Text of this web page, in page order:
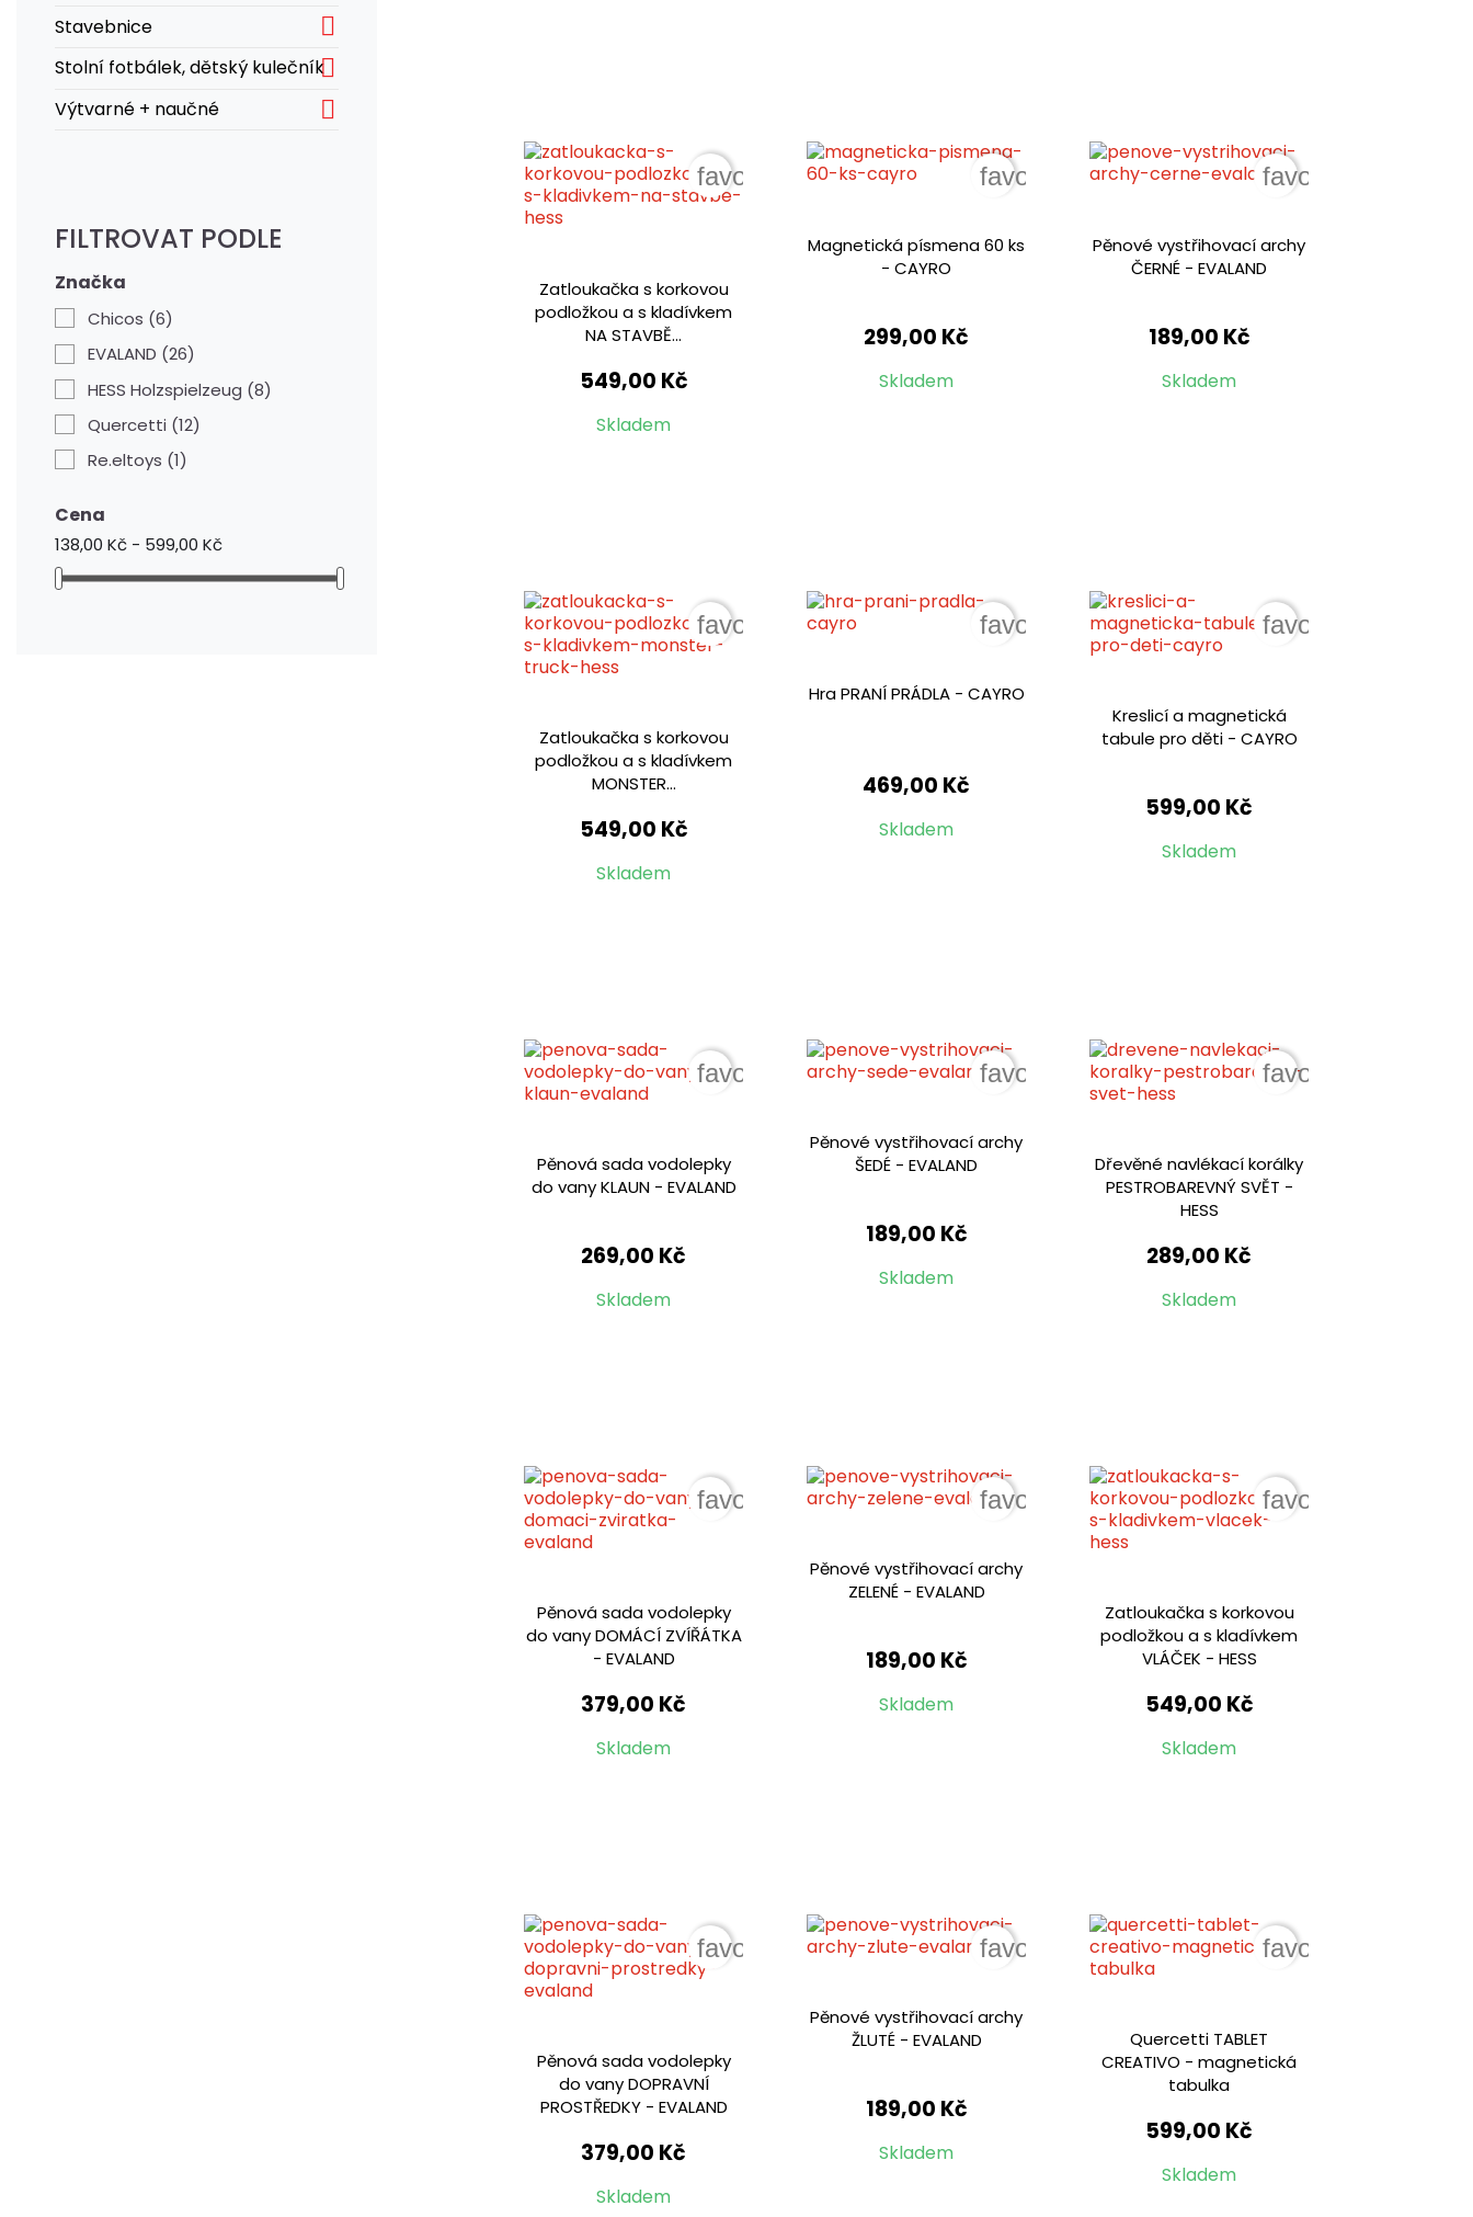
Stavebnice

Stolní fotbálek, dětský kulečník
Výtvarné + naučné 
FILTROVAT PODLE
Značka
Chicos (6)
EVALAND (26)
HESS Holzspielzeug (8)
Quercetti (12)
Re.eltoys (1)
Cena
138,00 Kč - 599,00 Kč
Zatloukačka s korkovou
podložkou a s kladívkem
NA STAVBĚ...
549,00 Kč
Skladem
favorite_border
Magnetická písmena 60 ks
- CAYRO
299,00 Kč
Skladem
favorite_border
Pěnové vystřihovací archy
ČERNÉ - EVALAND
189,00 Kč
Skladem
favorite_border
Zatloukačka s korkovou
podložkou a s kladívkem
MONSTER...
549,00 Kč
Skladem
favorite_border
Hra PRANÍ PRÁDLA - CAYRO
469,00 Kč
Skladem
favorite_border
Kreslicí a magnetická
tabule pro děti - CAYRO
599,00 Kč
Skladem
favorite_border
Pěnová sada vodolepky
do vany KLAUN - EVALAND
269,00 Kč
Skladem
favorite_border
Pěnové vystřihovací archy
ŠEDÉ - EVALAND
189,00 Kč
Skladem
favorite_border
Dřevěné navlékací korálky
PESTROBAREVNÝ SVĚT -
HESS
289,00 Kč
Skladem
favorite_border
Pěnová sada vodolepky
do vany DOMÁCÍ ZVÍŘÁTKA
- EVALAND
379,00 Kč
Skladem
favorite_border
Pěnové vystřihovací archy
ZELENÉ - EVALAND
189,00 Kč
Skladem
favorite_border
Zatloukačka s korkovou
podložkou a s kladívkem
VLÁČEK - HESS
549,00 Kč
Skladem
favorite_border
Pěnová sada vodolepky
do vany DOPRAVNÍ
PROSTŘEDKY - EVALAND
379,00 Kč
Skladem
favorite_border
Pěnové vystřihovací archy
ŽLUTÉ - EVALAND
189,00 Kč
Skladem
favorite_border
Quercetti TABLET
CREATIVO - magnetická
tabulka
599,00 Kč
Skladem
favorite_border